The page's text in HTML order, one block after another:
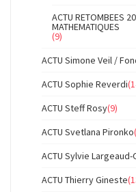
ACTU RETOMBEES
MATHEMATIQUES
(9)
ACTU Simone Veil /
ACTU Sophie Reverdi
ACTU Steff Rosy(9)
ACTU Svetlana Pironko
ACTU Sylvie
ACTU Thierry Gineste